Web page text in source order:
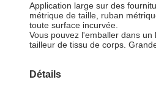
Application large sur des
métrique de taille, ruban
toute surface incurvée.
Vous pouvez l'emballer dans
tailleur de tissu de corps.
Détails